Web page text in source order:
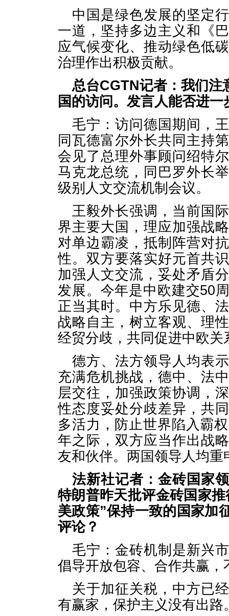
中国是绿色发展的坚定
一道，坚持多边主义和《
应气候变化、推动绿色低
治理作出积极贡献。
总台CGTN记者：我们注
国的访问。发言人能否进
毛宁：访问德国期间，
同瓦德富尔外长共同主持
会见了总理外事顾问绍特
马克龙总统，同巴罗外长
级别人文交流机制会议。
王毅外长强调，当前国
界主要大国，理应加强战
对单边霸凌，抵制阵营对
性。双方要落实好元首共
加强人文交流，妥处矛盾
发展。今年是中欧建交50
正当其时。中方乐见德、
战略自主，树立客观、理
经贸分歧，共同促进中欧关
德方、法方领导人均表
充满危机挑战，德中、法
层交往，加强政策协调，
性态度妥处分歧差异，共
多活力，防止世界陷入霸
年之际，双方应当作出战
友和伙伴。两国领导人均
法新社记者：金砖国家
特朗普昨天批评金砖国家
美政策”保持一致的国家加
评论？
毛宁：金砖机制是新兴
倡导开放包容、合作共赢
关于加征关税，中方已
有赢家，保护主义没有出路